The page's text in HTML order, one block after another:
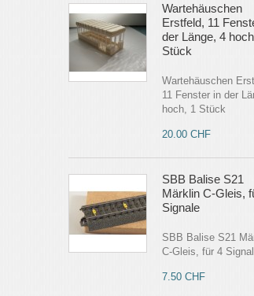
Wartehäuschen
Erstfeld, 11
der Länge, 4
Stück
Wartehäuschen
11 Fenster in der
hoch, 1 Stück
20.00 CHF
SBB Balise S21
Märklin C-Gleis,
Signale
SBB Balise S21
C-Gleis, für 4
7.50 CHF